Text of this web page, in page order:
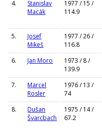
4.
Stanislav
Macák
1977 / 15 /
114.9
5.
Josef
Mikeš
1977 / 26 /
116.8
6. Jan Moro
1973 / 8 /
139.9
7.
Marcel
Rosler
1976 / 13 /
74
8.
Dušan
Švarcbach
1975 / 14 /
67.2